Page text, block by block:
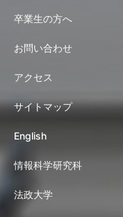
卒業生の方へ
お問い合わせ
アクセス
サイトマップ
English
情報科学研究科
法政大学